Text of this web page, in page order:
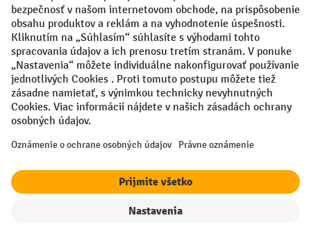
Sociálne siete
Facebook
YouTube
LinkedIn
Nastavenia ochrany osobných údajov
All prices excl. VAT plusshipping costsand possible delivery charges,
¹ Zľava platí do vypredania zásob. Zľava sa nevzťahuje na špeciálne